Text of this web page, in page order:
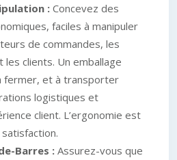
:Concevez des
faciles à manipuler
de commandes, les
clients. Un emballage
fermer, et à transporter
logistiques et
client. L’ergonomie est
Barres : Assurez-vous que